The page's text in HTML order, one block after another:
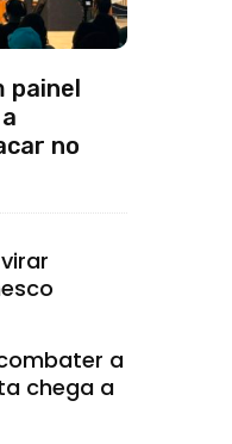
painel
no
a
chega a